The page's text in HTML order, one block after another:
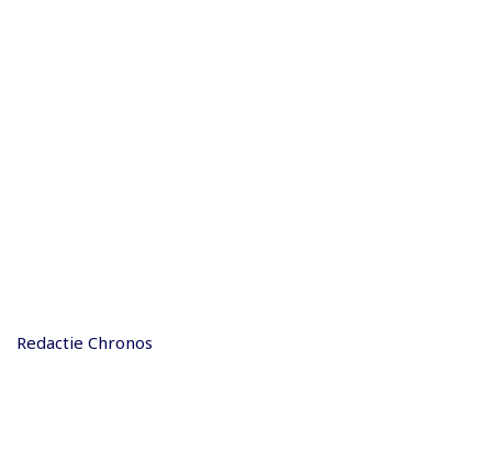
Redactie Chronos